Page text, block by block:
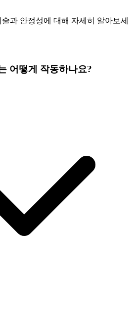
과 안정성에 대해 자세히 알아보세
어떻게 작동하나요?